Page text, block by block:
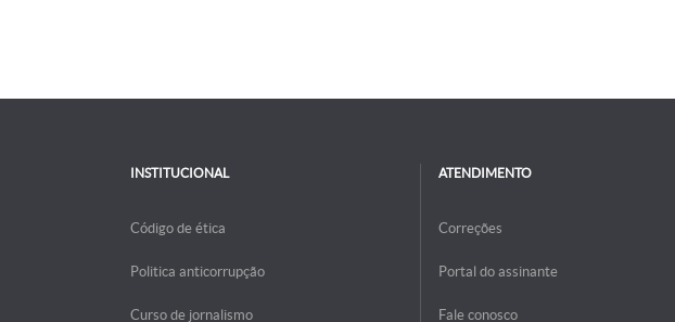
INSTITUCIONAL
Código de ética
Politica anticorrupção
Curso de jornalismo
ATENDIMENTO
Correções
Portal do assinante
Fale conosco